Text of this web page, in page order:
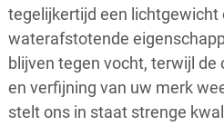
tegelijkertijd een lichtgewicht
waterafstotende
blijven tegen vocht, terwijl
en verfijning van uw merk
stelt ons in staat strenge